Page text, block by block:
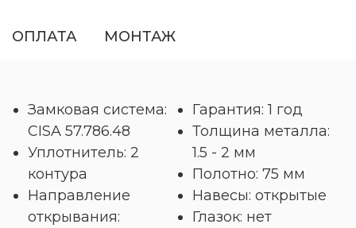
ОПЛАТА МОНТАЖ
Замковая система:
CISA 57.786.48
Уплотнитель: 2
контура
Направление
открывания:
Гарантия: 1 год
Толщина металла:
1.5 - 2 мм
Полотно: 75 мм
Навесы: открытые
Глазок: нет